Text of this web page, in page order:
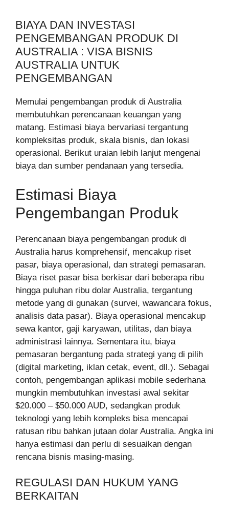
BIAYA DAN INVESTASI
PENGEMBANGAN PRODUK DI
AUSTRALIA : VISA BISNIS
AUSTRALIA UNTUK
PENGEMBANGAN
Memulai pengembangan produk di Australia
membutuhkan perencanaan keuangan yang
matang. Estimasi biaya bervariasi tergantung
kompleksitas produk, skala bisnis, dan lokasi
operasional. Berikut uraian lebih lanjut mengenai
biaya dan sumber pendanaan yang tersedia.
Estimasi Biaya
Pengembangan Produk
Perencanaan biaya pengembangan produk di
Australia harus komprehensif, mencakup riset
pasar, biaya operasional, dan strategi pemasaran.
Biaya riset pasar bisa berkisar dari beberapa ribu
hingga puluhan ribu dolar Australia, tergantung
metode yang di gunakan (survei, wawancara fokus,
analisis data pasar). Biaya operasional mencakup
sewa kantor, gaji karyawan, utilitas, dan biaya
administrasi lainnya. Sementara itu, biaya
pemasaran bergantung pada strategi yang di pilih
(digital marketing, iklan cetak, event, dll.). Sebagai
contoh, pengembangan aplikasi mobile sederhana
mungkin membutuhkan investasi awal sekitar
$20.000 – $50.000 AUD, sedangkan produk
teknologi yang lebih kompleks bisa mencapai
ratusan ribu bahkan jutaan dolar Australia. Angka ini
hanya estimasi dan perlu di sesuaikan dengan
rencana bisnis masing-masing.
REGULASI DAN HUKUM YANG
BERKAITAN